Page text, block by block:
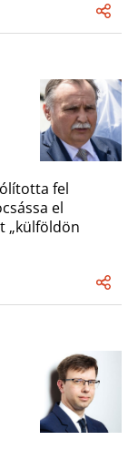
fel
el
„külföldön